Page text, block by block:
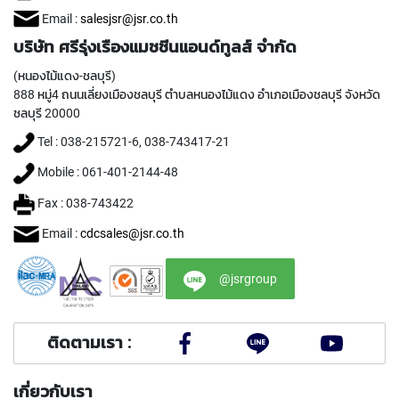
r
o
u
g
h
o
l
)
S
I
A
L
L
U
D
Email :salesjsr@jsr.co.th
บริษัท ศรีรุ่งเรืองแมชชีนแอนด์ทูลส์ จำกัด
(หนองไม้แดง-ชลบุรี)
888 หมู่4 ถนนเลี่ยงเมืองชลบุรี ตำบลหนองไม้แดง อำเภอเมืองชลบุรี จังหวัด
ชลบุรี 20000
Tel : 038-215721-6, 038-743417-21
Mobile : 061-401-2144-48
Fax : 038-743422
Email :cdcsales@jsr.co.th
@jsrgroup
ติดตามเรา :
เกี่ยวกับเรา